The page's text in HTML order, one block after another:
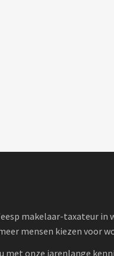
makelaar-taxateur in
mensen kiezen voor
met onze jarenlange